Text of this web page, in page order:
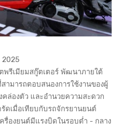
2025
พรีเมียมสกู๊ตเตอร์ พัฒนาภายใต้
ามารถตอบสนองการใช้งานของผู้
ล่องตัว และอำนวยความสะดวก
ดเมื่อเทียบกับรถจักรยานยนต์
รื่องยนต์มีแรงบิดในรอบต่ำ - กลาง